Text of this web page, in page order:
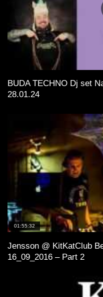
BUDA TECHNO Dj set
28.01.24
01:55:32
Jensson @ KitKatClub
16_09_2016 – Part 2